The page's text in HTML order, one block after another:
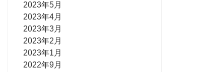
2023年5月
2023年4月
2023年3月
2023年2月
2023年1月
2022年9月